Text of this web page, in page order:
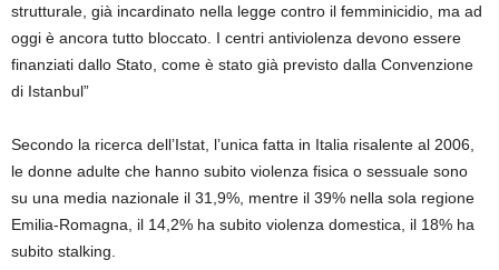
strutturale, già incardinato nella legge contro il femminicidio, ma ad
oggi è ancora tutto bloccato. I centri antiviolenza devono essere
finanziati dallo Stato, come è stato già previsto dalla Convenzione
di Istanbul”
Secondo la ricerca dell’Istat, l’unica fatta in Italia risalente al 2006,
le donne adulte che hanno subito violenza fisica o sessuale sono
su una media nazionale il 31,9%, mentre il 39% nella sola regione
Emilia-Romagna, il 14,2% ha subito violenza domestica, il 18% ha
subito stalking.